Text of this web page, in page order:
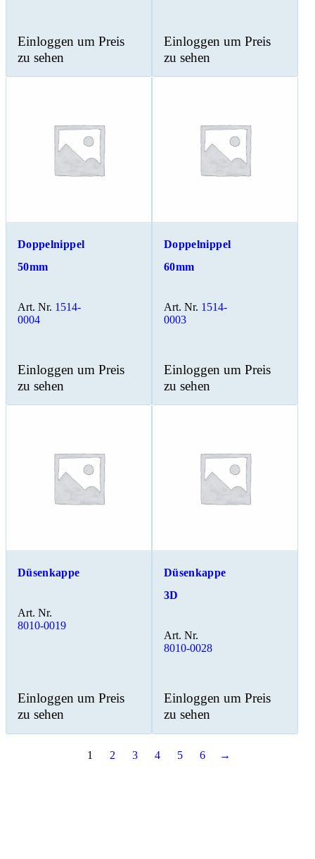
Einloggen um Preis
zu sehen
Einloggen um Preis
zu sehen
Doppelnippel
50mm
Art. Nr. 1514-
0004
Einloggen um Preis
zu sehen
Doppelnippel
60mm
Art. Nr. 1514-
0003
Einloggen um Preis
zu sehen
Düsenkappe
Art. Nr.
8010-0019
Einloggen um Preis
zu sehen
Düsenkappe
3D
Art. Nr.
8010-0028
Einloggen um Preis
zu sehen
1 2 3 4 5 6 →